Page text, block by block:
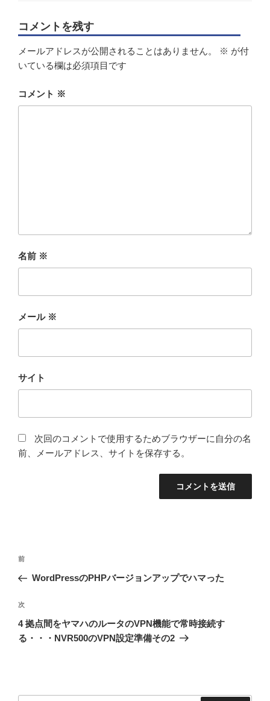
コメントを残す
メールアドレスが公開されることはありません。 ※ が付
いている欄は必須項目です
コメント ※
名前 ※
メール ※
サイト
次回のコメントで使用するためブラウザーに自分の名
前、メールアドレス、サイトを保存する。
投
ナ
ビ
ゲ
ー
過
去
投
前
WordPressのPHPバージョンアップでハマった
次
の
投
次
4 拠点間をヤマハのルータのVPN機能で常時接続す
る・・・NVR500のVPN設定準備その2